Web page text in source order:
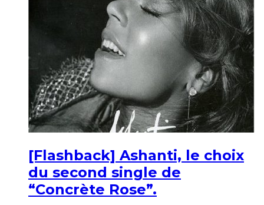
[Flashback] Ashanti, le choix
du second single de
“Concrète Rose”.